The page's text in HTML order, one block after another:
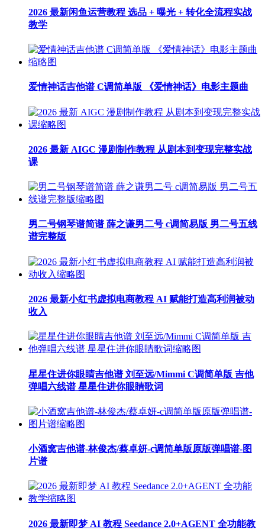
2026 最新闲鱼运营教程 选品 + 曝光 + 转化全流程实战
教学
爱情神话吉他谱 C调简单版 《爱情神话》电影主题曲
2026 最新 AIGC 漫剧制作教程 从剧本到变现完整实战
课
男二号钢琴谱简谱 薛之谦男二号 c调简易版 男二号五线
谱完整版
2026 最新小红书虚拟电商教程 AI 赋能打造高利润被动
收入
星星住进你眼睛吉他谱 刘至远/Mimmi C调简单版 吉他
弹唱六线谱 星星住进你眼睛歌词
小酒窝吉他谱-林俊杰/蔡卓妍-c调简单版原版弹唱谱-图
片谱
2026 最新即梦 AI 教程 Seedance 2.0+AGENT 全功能教